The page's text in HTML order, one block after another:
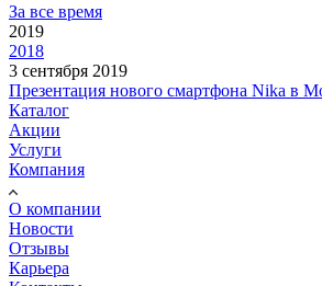
За все время
2019
2018
3 сентября 2019
Презентация нового смартфона Nika в
Каталог
Акции
Услуги
Компания
О компании
Новости
Отзывы
Карьера